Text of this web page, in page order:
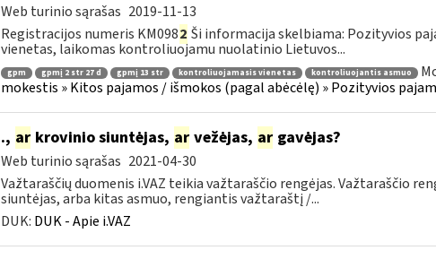
Web turinio sąrašas 2019-11-13
Registracijos numeris KM0982 Ši informacija skelbiama: Pozityvios
vienetas, laikomas kontroliuojamu nuolatinio Lietuvos...
gpm gpmį 2 str 27 d gpmį 13 str kontroliuojamasis vienetas kontroliuojantis asmuo
mokestis » Kitos pajamos / išmokos (pagal abėcėlę) » Pozityvios
., arkrovinio siuntėjas, arvežėjas, argavėjas?
Web turinio sąrašas 2021-04-30
Važtaraščių duomenis i.VAZ teikia važtaraščio rengėjas. Važtaraščio
siuntėjas, arba kitas asmuo, rengiantis važtaraštį /...
DUK: DUK - Apie i.VAZ